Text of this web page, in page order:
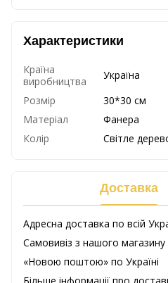
Характеристики
Країна
виробництва
Україна
Розмір
30*30 см
Матеріал
Фанера
Колір
Світле
Доставка
Адресна доставка по всій
Самовивіз з нашого
«Новою поштою» по Україні